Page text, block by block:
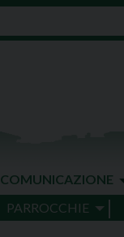
COMUNICAZIONE
PARROCCHIE